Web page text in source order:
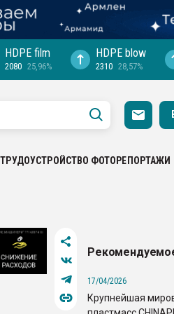
HDPE film
2080 25,96%
HDPE blow
2310 28,57%
ТРУДОУСТРОЙСТВО ФОТОРЕПОРТАЖИ
17/04/2026
Крупнейшая